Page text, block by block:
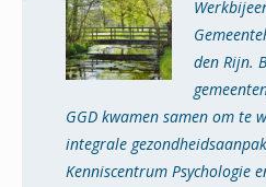
den Rijn.
GGD kwamen samen om te
integrale
Kenniscentrum Psychologie